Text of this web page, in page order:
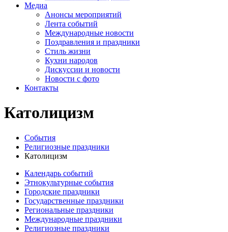
Медиа
Анонсы мероприятий
Лента событий
Международные новости
Поздравления и праздники
Cтиль жизни
Кухни народов
Дискуссии и новости
Новости с фото
Контакты
Католицизм
События
Религиозные праздники
Католицизм
Календарь событий
Этнокультурные события
Городские праздники
Государственные праздники
Региональные праздники
Международные праздники
Религиозные праздники